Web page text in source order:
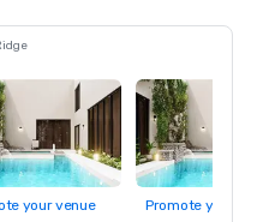
your venue Promote your